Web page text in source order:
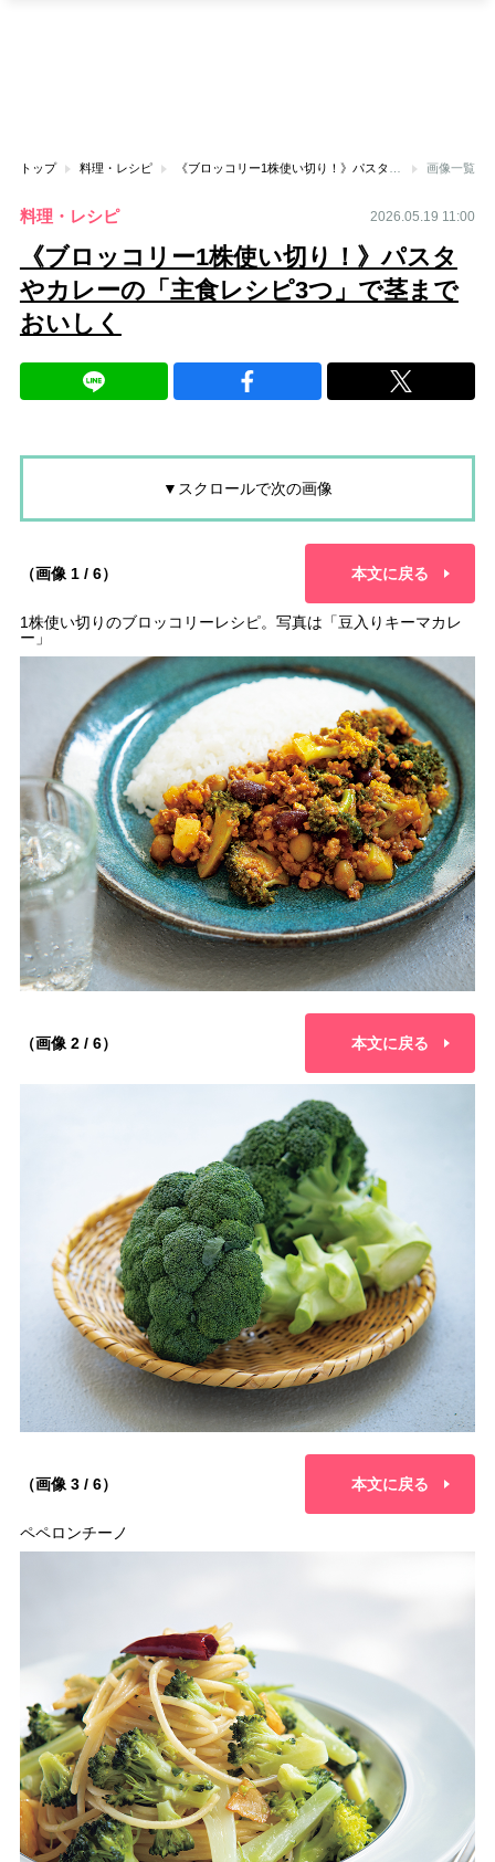
トップ 料理・レシピ 画像一覧
料理・レシピ 2026.05.19 11:00
《ブロッコリー1株使い切り！》パスタ
やカレーの「主食レシピ3つ」で茎まで
おいしく
▼スクロールで次の画像
（画像 1 / 6） 本文に戻る
1株使い切りのブロッコリーレシピ。写真は「豆入りキーマカレ
ー」
（画像 2 / 6） 本文に戻る
（画像 3 / 6） 本文に戻る
ペペロンチーノ